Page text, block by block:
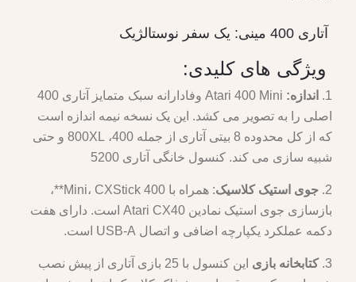
آتاری 400 مینی: یک سفر نوستالژیک
ویژگی های کلیدی:
1. اندازه:
Atari 400 Mini وفادارانه سبک متمایز آتاری 400
اصلی را به تصویر می کشد. این یک نسخه نیمه اندازه است
که از کل محدوده 8 بیتی آتاری از جمله 400، 800XL و حتی
شبیه سازی می کند. کنسول خانگی آتاری 5200
2. جوی استیک کلاسیک
: همراه با 400 Mini، CXStick**،
بازسازی جوی استیک نمادین Atari CX40 است. دارای هفت
دکمه عملکرد یکپارچه اضافی و اتصال USB-A است.
3. کتابخانه بازی
این کنسول با 25 بازی آتاری از پیش نصب